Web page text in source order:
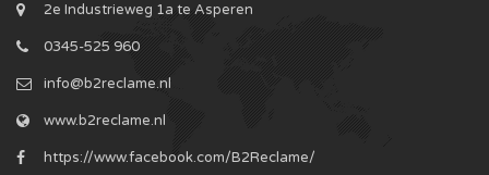
2e Industrieweg 1a te Asperen
0345-525 960
info@b2reclame.nl
www.b2reclame.nl
https://www.facebook.com/B2Reclame/